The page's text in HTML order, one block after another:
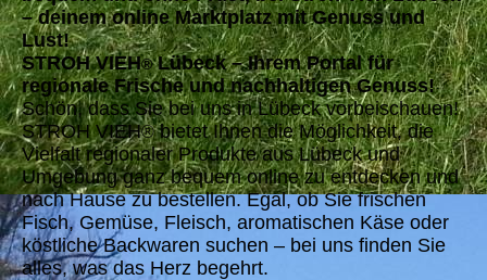
– deinem online Marktplatz mit Genuss und
Lust!
STROH VIEH®Lübeck – Ihrem Portal für
regionale Frische und nachhaltigen Genuss!
Schön, dass Sie bei uns in Lübeck vorbeischauen!
STROH VIEH®bietet Ihnen die Möglichkeit, die
Vielfalt regionaler Produkte aus Lübeck und
Umgebung ganz bequem online zu entdecken und
nach Hause zu bestellen. Egal, ob Sie frischen
Fisch, Gemüse, Fleisch, aromatischen Käse oder
köstliche Backwaren suchen – bei uns finden Sie
alles, was das Herz begehrt.